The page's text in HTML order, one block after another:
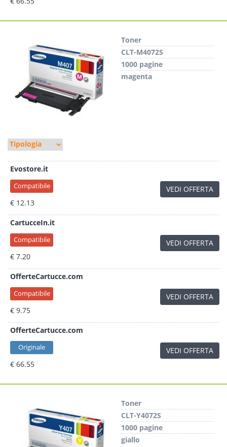
Toner
CLT-M4072S
1000 pagine
magenta
Evostore.it
Compatibile
€ 12.13
VEDI OFFERTA
CartucceIn.it
Compatibile
€ 7.20
VEDI OFFERTA
OfferteCartucce.com
Compatibile
€ 9.75
VEDI OFFERTA
OfferteCartucce.com
Originale
€ 66.55
VEDI OFFERTA
Toner
CLT-Y4072S
1000 pagine
giallo